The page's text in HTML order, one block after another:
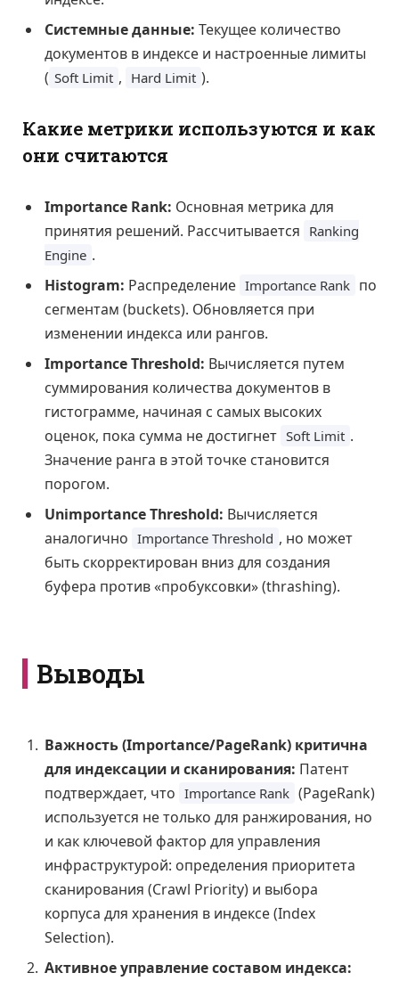
Системные данные: Текущее количество
документов в индексе и настроенные лимиты
( Soft Limit , Hard Limit ).
Какие метрики используются и как
они считаются
Importance Rank: Основная метрика для
принятия решений. Рассчитывается Ranking
Engine .
Histogram: Распределение Importance Rank по
сегментам (buckets). Обновляется при
изменении индекса или рангов.
Importance Threshold: Вычисляется путем
суммирования количества документов в
гистограмме, начиная с самых высоких
оценок, пока сумма не достигнет Soft Limit .
Значение ранга в этой точке становится
порогом.
Unimportance Threshold: Вычисляется
аналогично Importance Threshold , но может
быть скорректирован вниз для создания
буфера против «пробуксовки» (thrashing).
Выводы
Важность (Importance/PageRank) критична
для индексации и сканирования: Патент
подтверждает, что Importance Rank (PageRank)
используется не только для ранжирования, но
и как ключевой фактор для управления
инфраструктурой: определения приоритета
сканирования (Crawl Priority) и выбора
корпуса для хранения в индексе (Index
Selection).
Активное управление составом индекса: